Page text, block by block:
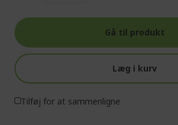
Gå til produkt
Læg i kurv
Tilføj for at sammenligne